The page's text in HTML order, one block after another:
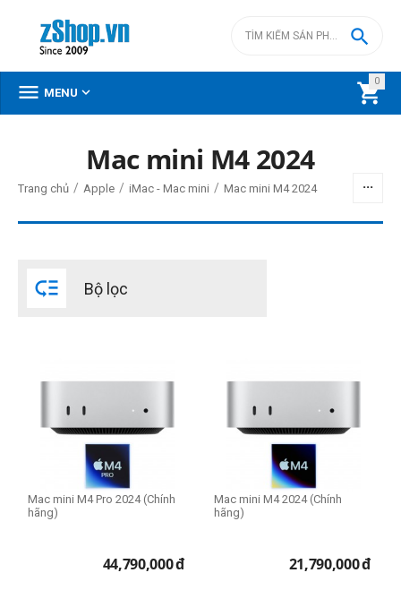
0


 MENU 
CPU Mac
Apple M4 CPU 10-core
Apple M4 Pro CPU 12-core
Mac mini M4 2024
Trang chủ / Apple / iMac - Mac mini / Mac mini M4 2024
 Bộ lọc
Mac mini M4 Pro 2024 (Chính
hãng)
44,790,000đ
Mac mini M4 2024 (Chính
hãng)
21,790,000đ